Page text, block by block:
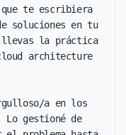
que te escribiera
soluciones en tu
llevas la práctica
architecture
a en los
Lo gestioné de